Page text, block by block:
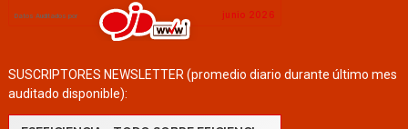
SUSCRIPTORES NEWSLETTER (promedio diario durante último mes
auditado disponible):